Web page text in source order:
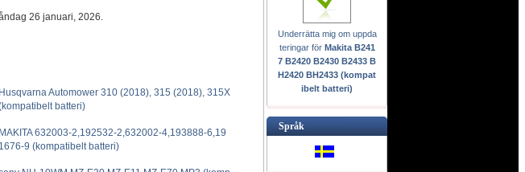
26 januari, 2026.
Husqvarna Automower 310 (2018), 315 (2018), 315X
batteri)
MAKITA 632003-2,192532-2,632002-4,193888-6,19
1676-9 (kompatibelt batteri)
Underrätta mig om uppda
teringar för Makita B241
7 B2420 B2430 B2433 B
H2420 BH2433 (kompat
ibelt batteri)
Språk